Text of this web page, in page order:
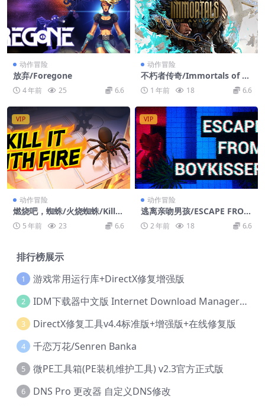
动作冒险
放弃/Foregone
4 年前 25 6.6
动作冒险
不朽者传奇/Immortals of A
veum1 年前 18 6.6
VIP
动作冒险
燃烧吧，蜘蛛/火烧蜘蛛/Kill It
With Fire
5 年前 23 6.6
VIP
动作冒险
逃离亲吻男孩/ESCAPE FROM
BOYKISSER
2 年前 18 6.6
排行榜展示
1 游戏常用运行库+DirectX修复增强版
2 IDM下载器中文版 Internet Download Manager v6.42.36 IDM
3 DirectX修复工具v4.4标准版+增强版+在线修复版
4 千恋万花/Senren Banka
5 微PE工具箱(PE装机维护工具) v2.3官方正式版
6 DNS Pro 更改器 自定义DNS修改